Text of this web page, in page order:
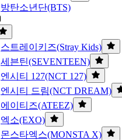
방탄소년단(BTS)
스트레이키즈(Stray Kids)
세븐틴(SEVENTEEN)
엔시티 127(NCT 127)
엔시티 드림(NCT DREAM)
에이티즈(ATEEZ)
엑소(EXO)
몬스타엑스(MONSTA X)